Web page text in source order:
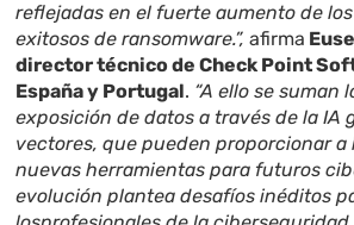
reflejadas en el fuerte aumento de
exitosos de ransomware.”,afirma
director técnico de Check Point
España y Portugal. “A ello se suman
exposición de datos a través de la IA
vectores, que pueden proporcionar a
nuevas herramientas para futuros
evolución plantea desafíos inéditos